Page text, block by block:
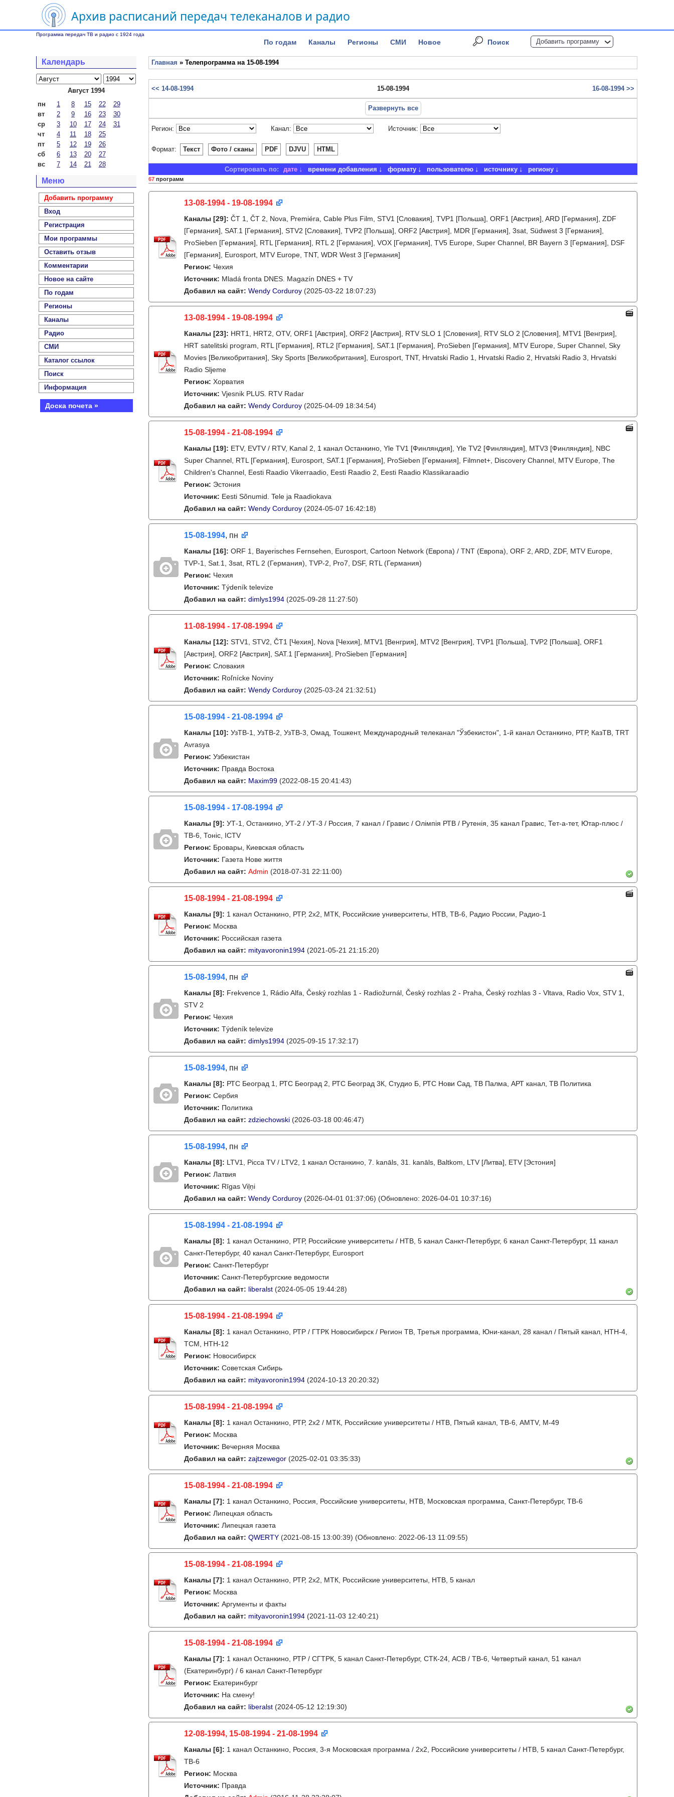
Архив расписаний передач телеканалов и радио
Программа передач ТВ и радио с 1924 года
По годам Каналы Регионы СМИ Новое Поиск Добавить программу
Календарь
Август 1994
пн
1 8 15 22
29
вт
2 9 16 23
30
ср
3 10 17 24
31
чт
4 11 18
25
пт
5 12 19
26
сб
6 13 20
27
вс
7 14 21 28
Меню
Добавить программу
Вход
Регистрация
Мои программы
Оставить отзыв
Комментарии
Новое на сайте
По годам
Регионы
Каналы
Радио
СМИ
Каталог ссылок
Поиск
Информация
Доска почета »
Главная » Телепрограмма на 15-08-1994
<< 14-08-1994 15-08-1994 16-08-1994 >>
Развернуть все
Регион: Канал: Источник:
Формат: Текст Фото / сканы PDF DJVU HTML
Сортировать по: дате времени добавления формату пользователю источнику региону
67 программ
13-08-1994 - 19-08-1994
Каналы [29]: ČT 1, ČT 2, Nova, Premiéra, Cable Plus Film, STV1 [Словакия], TVP1 [Польша], ORF1 [Австрия], ARD [Германия], ZDF
[Германия], SAT.1 [Германия], STV2 [Словакия], TVP2 [Польша], ORF2 [Австрия], MDR [Германия], 3sat, Südwest 3 [Германия],
ProSieben [Германия], RTL [Германия], RTL 2 [Германия], VOX [Германия], TV5 Europe, Super Channel, BR Bayern 3 [Германия], DSF
[Германия], Eurosport, MTV Europe, TNT, WDR West 3 [Германия]
Регион: Чехия
Источник: Mladá fronta DNES. Magazín DNES + TV
Добавил на сайт: Wendy Corduroy (2025-03-22 18:07:23)
13-08-1994 - 19-08-1994
Каналы [23]: HRT1, HRT2, OTV, ORF1 [Австрия], ORF2 [Австрия], RTV SLO 1 [Словения], RTV SLO 2 [Словения], MTV1 [Венгрия],
HRT satelitski program, RTL [Германия], RTL2 [Германия], SAT.1 [Германия], ProSieben [Германия], MTV Europe, Super Channel, Sky
Movies [Великобритания], Sky Sports [Великобритания], Eurosport, TNT, Hrvatski Radio 1, Hrvatski Radio 2, Hrvatski Radio 3, Hrvatski
Radio Sljeme
Регион: Хорватия
Источник: Vjesnik PLUS. RTV Radar
Добавил на сайт: Wendy Corduroy (2025-04-09 18:34:54)
15-08-1994 - 21-08-1994
Каналы [19]: ETV, EVTV / RTV, Kanal 2, 1 канал Останкино, Yle TV1 [Финляндия], Yle TV2 [Финляндия], MTV3 [Финляндия], NBC
Super Channel, RTL [Германия], Eurosport, SAT.1 [Германия], ProSieben [Германия], Filmnet+, Discovery Channel, MTV Europe, The
Children's Channel, Eesti Raadio Vikerraadio, Eesti Raadio 2, Eesti Raadio Klassikaraadio
Регион: Эстония
Источник: Eesti Sõnumid. Tele ja Raadiokava
Добавил на сайт: Wendy Corduroy (2024-05-07 16:42:18)
15-08-1994, пн
Каналы [16]: ORF 1, Bayerisches Fernsehen, Eurosport, Cartoon Network (Европа) / TNT (Европа), ORF 2, ARD, ZDF, MTV Europe,
TVP-1, Sat.1, 3sat, RTL 2 (Германия), TVP-2, Pro7, DSF, RTL (Германия)
Регион: Чехия
Источник: Týdeník televize
Добавил на сайт: dimlys1994 (2025-09-28 11:27:50)
11-08-1994 - 17-08-1994
Каналы [12]: STV1, STV2, ČT1 [Чехия], Nova [Чехия], MTV1 [Венгрия], MTV2 [Венгрия], TVP1 [Польша], TVP2 [Польша], ORF1
[Австрия], ORF2 [Австрия], SAT.1 [Германия], ProSieben [Германия]
Регион: Словакия
Источник: Roľnícke Noviny
Добавил на сайт: Wendy Corduroy (2025-03-24 21:32:51)
15-08-1994 - 21-08-1994
Каналы [10]: УзТВ-1, УзТВ-2, УзТВ-3, Омад, Тошкент, Международный телеканал "Ўзбекистон", 1-й канал Останкино, РТР, КазТВ, TRT
Avrasya
Регион: Узбекистан
Источник: Правда Востока
Добавил на сайт: Maxim99 (2022-08-15 20:41:43)
15-08-1994 - 17-08-1994
Каналы [9]: УТ-1, Останкино, УТ-2 / УТ-3 / Россия, 7 канал / Гравис / Олімпія РТВ / Рутенія, 35 канал Гравис, Тет-а-тет, Ютар-плюс /
ТВ-6, Тонiс, ICTV
Регион: Бровары, Киевская область
Источник: Газета Нове життя
Добавил на сайт: Admin (2018-07-31 22:11:00)
15-08-1994 - 21-08-1994
Каналы [9]: 1 канал Останкино, РТР, 2х2, МТК, Российские университеты, НТВ, ТВ-6, Радио России, Радио-1
Регион: Москва
Источник: Российская газета
Добавил на сайт: mityavoronin1994 (2021-05-21 21:15:20)
15-08-1994, пн
Каналы [8]: Frekvence 1, Rádio Alfa, Český rozhlas 1 - Radiožurnál, Český rozhlas 2 - Praha, Český rozhlas 3 - Vltava, Radio Vox, STV 1,
STV 2
Регион: Чехия
Источник: Týdeník televize
Добавил на сайт: dimlys1994 (2025-09-15 17:32:17)
15-08-1994, пн
Каналы [8]: РТС Београд 1, РТС Београд 2, РТС Београд 3К, Студио Б, РТС Нови Сад, ТВ Палма, АРТ канал, ТВ Политика
Регион: Сербия
Источник: Политика
Добавил на сайт: zdziechowski (2026-03-18 00:46:47)
15-08-1994, пн
Каналы [8]: LTV1, Picca TV / LTV2, 1 канал Останкино, 7. kanāls, 31. kanāls, Baltkom, LTV [Литва], ETV [Эстония]
Регион: Латвия
Источник: Rīgas Viļņi
Добавил на сайт: Wendy Corduroy (2026-04-01 01:37:06) (Обновлено: 2026-04-01 10:37:16)
15-08-1994 - 21-08-1994
Каналы [8]: 1 канал Останкино, РТР, Российские университеты / НТВ, 5 канал Санкт-Петербург, 6 канал Санкт-Петербург, 11 канал
Санкт-Петербург, 40 канал Санкт-Петербург, Eurosport
Регион: Санкт-Петербург
Источник: Санкт-Петербургские ведомости
Добавил на сайт: liberalst (2024-05-05 19:44:28)
15-08-1994 - 21-08-1994
Каналы [8]: 1 канал Останкино, РТР / ГТРК Новосибирск / Регион ТВ, Третья программа, Юни-канал, 28 канал / Пятый канал, НТН-4,
ТСМ, НТН-12
Регион: Новосибирск
Источник: Советская Сибирь
Добавил на сайт: mityavoronin1994 (2024-10-13 20:20:32)
15-08-1994 - 21-08-1994
Каналы [8]: 1 канал Останкино, РТР, 2х2 / МТК, Российские университеты / НТВ, Пятый канал, ТВ-6, AMTV, М-49
Регион: Москва
Источник: Вечерняя Москва
Добавил на сайт: zajtzewegor (2025-02-01 03:35:33)
15-08-1994 - 21-08-1994
Каналы [7]: 1 канал Останкино, Россия, Российские университеты, НТВ, Московская программа, Санкт-Петербург, ТВ-6
Регион: Липецкая область
Источник: Липецкая газета
Добавил на сайт: QWERTY (2021-08-15 13:00:39) (Обновлено: 2022-06-13 11:09:55)
15-08-1994 - 21-08-1994
Каналы [7]: 1 канал Останкино, РТР, 2х2, МТК, Российские университеты, НТВ, 5 канал
Регион: Москва
Источник: Аргументы и факты
Добавил на сайт: mityavoronin1994 (2021-11-03 12:40:21)
15-08-1994 - 21-08-1994
Каналы [7]: 1 канал Останкино, РТР / СГТРК, 5 канал Санкт-Петербург, СТК-24, АСВ / ТВ-6, Четвертый канал, 51 канал
(Екатеринбург) / 6 канал Санкт-Петербург
Регион: Екатеринбург
Источник: На смену!
Добавил на сайт: liberalst (2024-05-12 12:19:30)
12-08-1994, 15-08-1994 - 21-08-1994
Каналы [6]: 1 канал Останкино, Россия, 3-я Московская программа / 2x2, Российские университеты / НТВ, 5 канал Санкт-Петербург,
ТВ-6
Регион: Москва
Источник: Правда